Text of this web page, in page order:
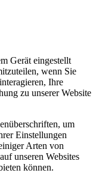
Gerät eingestellt
wenn Sie
Ihre
zu unserer Website
um
Einstellungen
Arten von
unseren Websites
können.